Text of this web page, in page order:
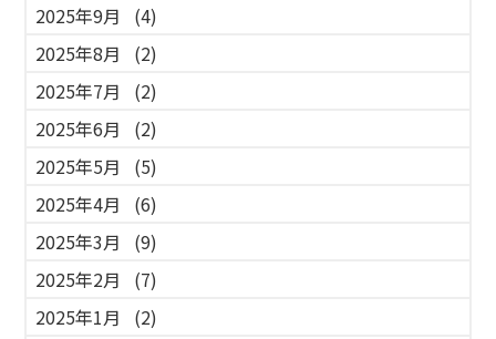
2025年9月
(4)
2025年8月
(2)
2025年7月
(2)
2025年6月
(2)
2025年5月
(5)
2025年4月
(6)
2025年3月
(9)
2025年2月
(7)
2025年1月
(2)